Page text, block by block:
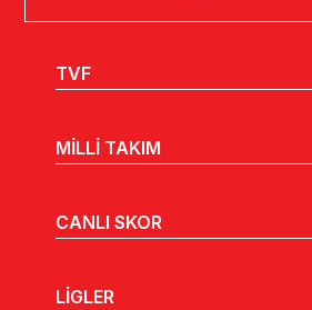
TVF
MİLLİ TAKIM
CANLI SKOR
LİGLER